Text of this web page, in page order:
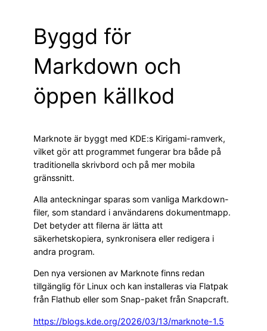
Byggd för
Markdown och
öppen källkod
Marknote är byggt med KDE:s Kirigami-ramverk,
vilket gör att programmet fungerar bra både på
traditionella skrivbord och på mer mobila
gränssnitt.
Alla anteckningar sparas som vanliga Markdown-
filer, som standard i användarens dokumentmapp.
Det betyder att filerna är lätta att
säkerhetskopiera, synkronisera eller redigera i
andra program.
Den nya versionen av Marknote finns redan
tillgänglig för Linux och kan installeras via Flatpak
från Flathub eller som Snap-paket från Snapcraft.
https://blogs.kde.org/2026/03/13/marknote-1.5